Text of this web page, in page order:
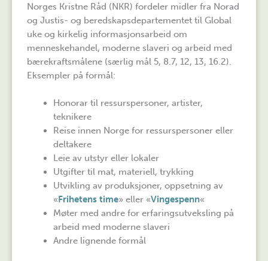
Norges Kristne Råd (NKR) fordeler midler fra Norad
og Justis- og beredskapsdepartementet til Global
uke og kirkelig informasjonsarbeid om
menneskehandel, moderne slaveri og arbeid med
bærekraftsmålene (særlig mål 5, 8.7, 12, 13, 16.2).
Eksempler på formål:
Honorar til ressurspersoner, artister,
teknikere
Reise innen Norge for ressurspersoner eller
deltakere
Leie av utstyr eller lokaler
Utgifter til mat, materiell, trykking
Utvikling av produksjoner, oppsetning av
«Frihetens time» eller «Vingespenn«
Møter med andre for erfaringsutveksling på
arbeid med moderne slaveri
Andre lignende formål